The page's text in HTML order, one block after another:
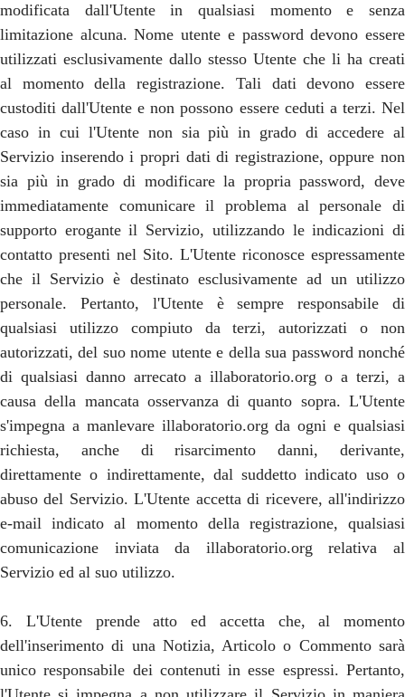
modificata dall'Utente in qualsiasi momento e senza
limitazione alcuna. Nome utente e password devono essere
utilizzati esclusivamente dallo stesso Utente che li ha creati
al momento della registrazione. Tali dati devono essere
custoditi dall'Utente e non possono essere ceduti a terzi. Nel
caso in cui l'Utente non sia più in grado di accedere al
Servizio inserendo i propri dati di registrazione, oppure non
sia più in grado di modificare la propria password, deve
immediatamente comunicare il problema al personale di
supporto erogante il Servizio, utilizzando le indicazioni di
contatto presenti nel Sito. L'Utente riconosce espressamente
che il Servizio è destinato esclusivamente ad un utilizzo
personale. Pertanto, l'Utente è sempre responsabile di
qualsiasi utilizzo compiuto da terzi, autorizzati o non
autorizzati, del suo nome utente e della sua password nonché
di qualsiasi danno arrecato a illaboratorio.org o a terzi, a
causa della mancata osservanza di quanto sopra. L'Utente
s'impegna a manlevare illaboratorio.org da ogni e qualsiasi
richiesta, anche di risarcimento danni, derivante,
direttamente o indirettamente, dal suddetto indicato uso o
abuso del Servizio. L'Utente accetta di ricevere, all'indirizzo
e-mail indicato al momento della registrazione, qualsiasi
comunicazione inviata da illaboratorio.org relativa al
Servizio ed al suo utilizzo.
6. L'Utente prende atto ed accetta che, al momento
dell'inserimento di una Notizia, Articolo o Commento sarà
unico responsabile dei contenuti in esse espressi. Pertanto,